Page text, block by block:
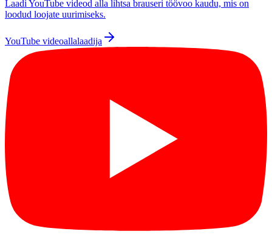
Laadi YouTube videod alla lihtsa brauseri töövoo kaudu, mis on
loodud loojate uurimiseks.
YouTube videoallalaadija